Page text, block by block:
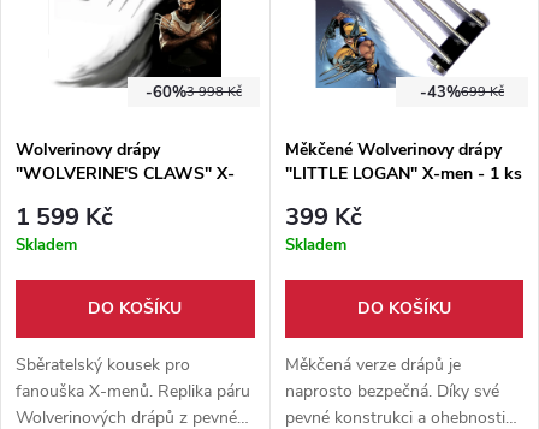
3 998 Kč
-60%
Wolverinovy drápy
"WOLVERINE'S CLAWS" X-
1 599 Kč
Skladem
DO KOŠÍKU
Sběratelský kousek pro
fanouška X-menů. Replika páru
Wolverinových drápů z pevné
699 Kč
-43%
Měkčené Wolverinovy drápy
"LITTLE LOGAN" X-men - 1 ks
399 Kč
Skladem
DO KOŠÍKU
Měkčená verze drápů je
naprosto bezpečná. Díky své
pevné konstrukci a ohebnosti